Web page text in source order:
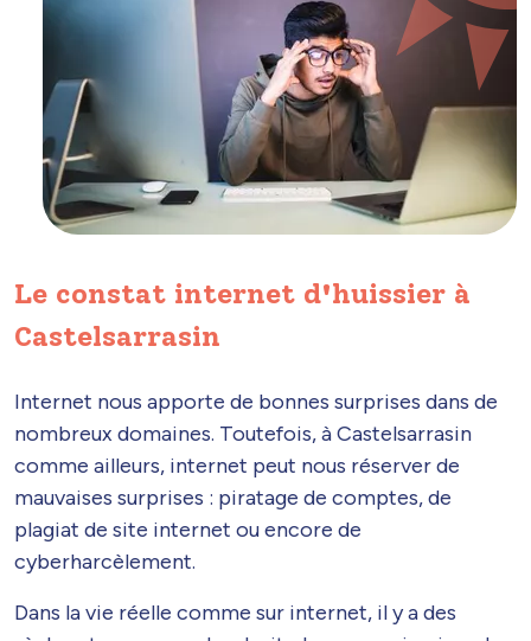
Le constat internet d'huissier à
Castelsarrasin
Internet nous apporte de bonnes surprises dans de
nombreux domaines. Toutefois, à Castelsarrasin
comme ailleurs, internet peut nous réserver de
mauvaises surprises : piratage de comptes, de
plagiat de site internet ou encore de
cyberharcèlement.
Dans la vie réelle comme sur internet, il y a des